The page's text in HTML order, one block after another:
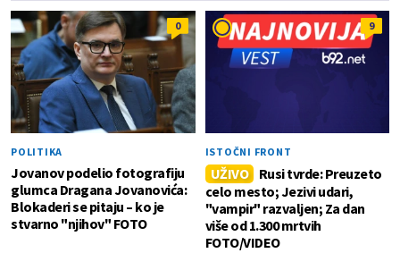
0
POLITIKA
Jovanov podelio fotografiju
glumca Dragana Jovanovića:
Blokaderi se pitaju – ko je
stvarno "njihov" FOTO
9
ISTOČNI FRONT
UŽIVO
Rusi tvrde: Preuzeto
celo mesto; Jezivi udari,
"vampir" razvaljen; Za dan
više od 1.300 mrtvih
FOTO/VIDEO